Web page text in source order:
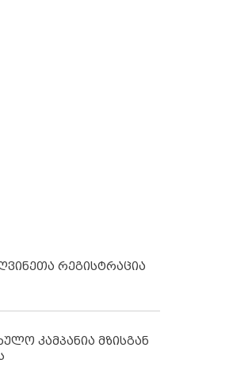
რეგისტრაცია
კამპანია მზისგან